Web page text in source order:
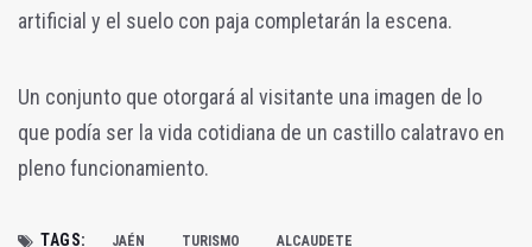
artificial y el suelo con paja completarán la escena.
Un conjunto que otorgará al visitante una imagen de lo
que podía ser la vida cotidiana de un castillo calatravo en
pleno funcionamiento.
TAGS: JAÉN TURISMO ALCAUDETE